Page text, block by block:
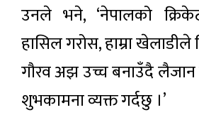
उनले भने, ‘नेपालको
हासिल गरोस, हाम्रा खेलाडीले
गौरव अझ उच्च बनाउँदै
शुभकामना व्यक्त गर्दछु ।’